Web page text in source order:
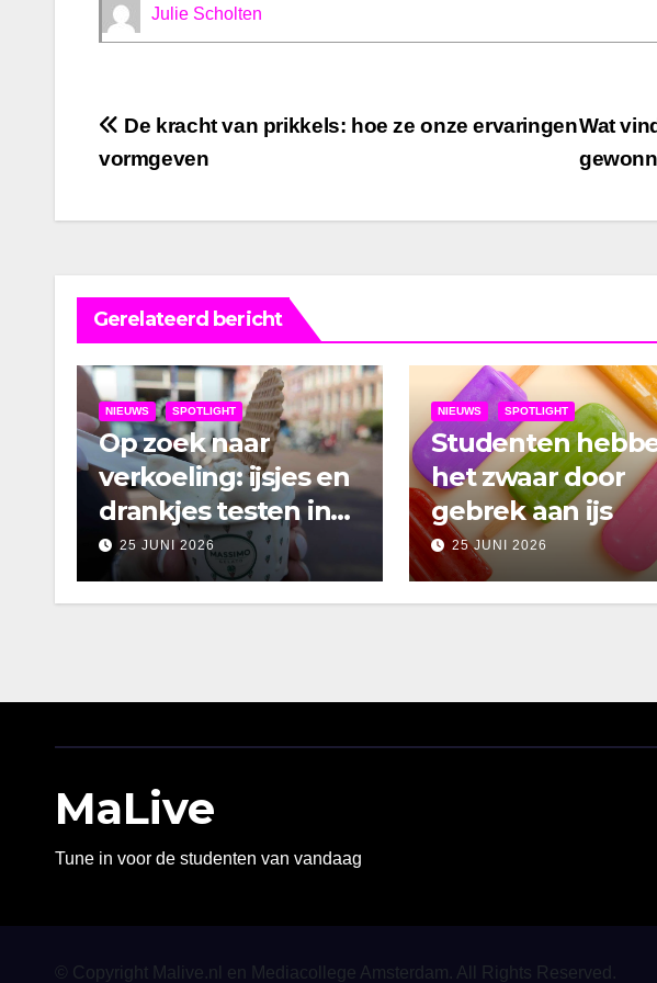
Julie Scholten
Bericht
navigatie
Wat
De kracht van prikkels: hoe ze onze ervaringen
vormgeven
Gerelateerd bericht
NIEUWS SPOTLIGHT
Op zoek naar
verkoeling: ijsjes en
drankjes testen in
Amsterdam
25 JUNI 2026
NIEUWS SPOTLIGHT
Studenten
het zwaar door
gebrek aan ijs
25 JUNI 2026
MaLive
Tune in voor de studenten van vandaag
© Copyright Malive.nl en Mediacollege Amsterdam. All Rights Reserved.